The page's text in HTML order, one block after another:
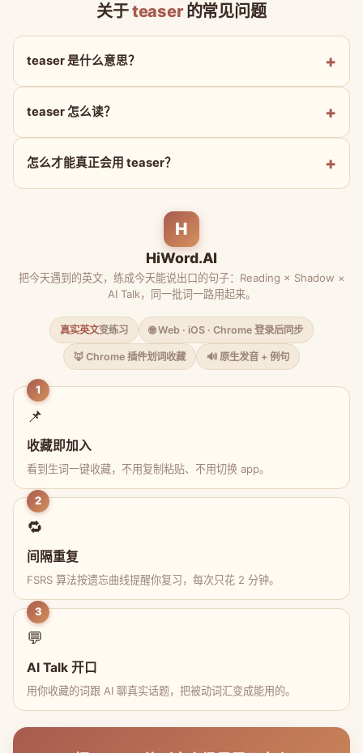
关于teaser的常见问题
teaser 是什么意思？
teaser 怎么读？
怎么才能真正会用 teaser？
H
HiWord.AI
把今天遇到的英文，练成今天能说出口的句子：Reading × Shadow ×
AI Talk，同一批词一路用起来。
真实英文变练习 🌐 Web · iOS · Chrome 登录后同步
🦊 Chrome 插件划词收藏 🔊 原生发音 + 例句
1
📌
收藏即加入
看到生词一键收藏，不用复制粘贴、不用切换 app。
2
🔁
间隔重复
FSRS 算法按遗忘曲线提醒你复习，每次只花 2 分钟。
3
💬
AI Talk 开口
用你收藏的词跟 AI 聊真实话题，把被动词汇变成能用的。